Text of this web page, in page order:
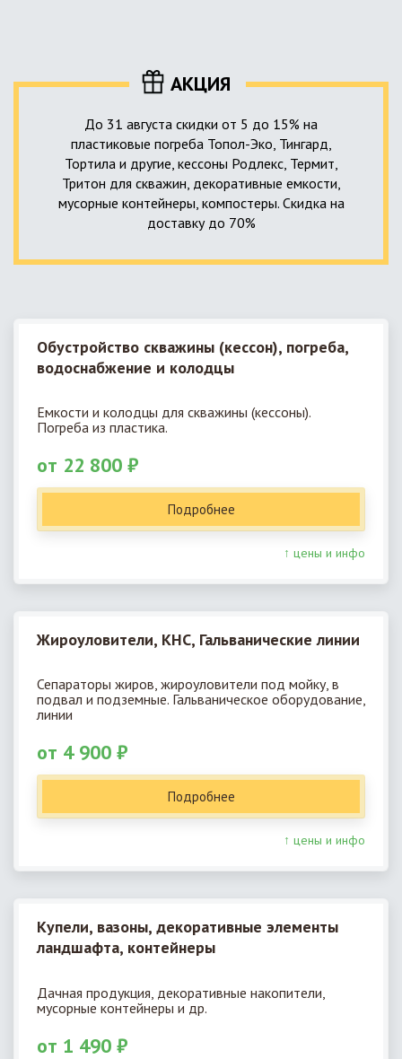
высокотехнологичное устройство, встраиваемое в
канализационную систему и обеспечивающее
АКЦИЯ
До 31 августа скидки от 5 до 15% на
пластиковые погреба Топол-Эко, Тингард,
Тортила и другие, кессоны Родлекс, Термит,
Тритон для скважин, декоративные емкости,
мусорные контейнеры, компостеры. Скидка на
доставку до 70%
Обустройство скважины (кессон), погреба,
водоснабжение и колодцы
Емкости и колодцы для скважины (кессоны).
Погреба из пластика.
от 22 800 ₽
Подробнее
↑ цены и инфо
Жироуловители, КНС, Гальванические линии
Сепараторы жиров, жироуловители под мойку, в
подвал и подземные. Гальваническое оборудование,
линии
от 4 900 ₽
Подробнее
↑ цены и инфо
Купели, вазоны, декоративные элементы
ландшафта, контейнеры
Дачная продукция, декоративные накопители,
мусорные контейнеры и др.
от 1 490 ₽